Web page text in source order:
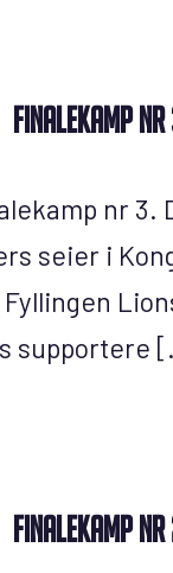
Finalekamp
nr 3.
seier i
Fyllingen
supportere
Finalekamp